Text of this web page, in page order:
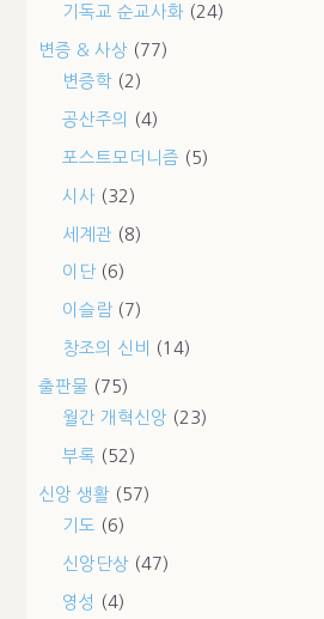
기독교 순교사화 (24)
변증 & 사상 (77)
변증학 (2)
공산주의 (4)
포스트모더니즘 (5)
시사 (32)
세계관 (8)
이단 (6)
이슬람 (7)
창조의 신비 (14)
출판물 (75)
월간 개혁신앙 (23)
부록 (52)
신앙 생활 (57)
기도 (6)
신앙단상 (47)
영성 (4)